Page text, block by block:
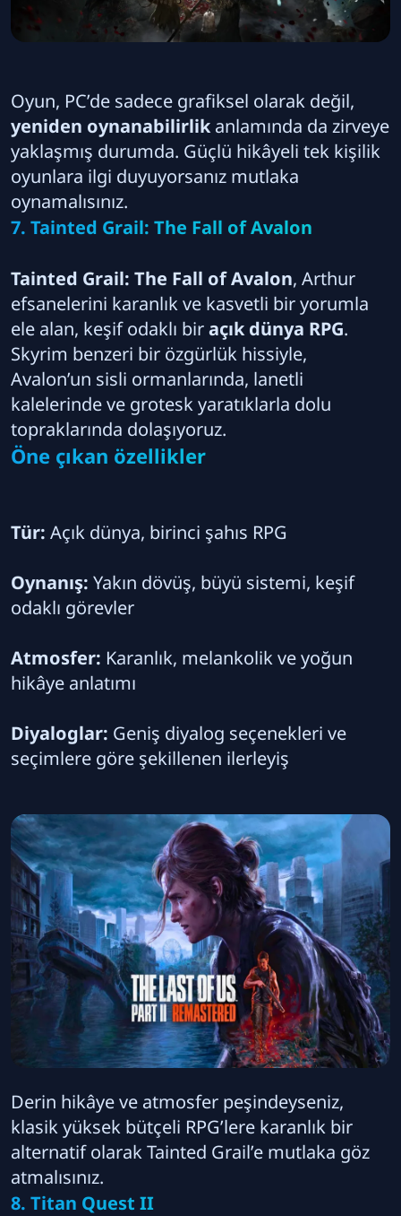
Oyun, PC’de sadece grafiksel olarak değil,
yeniden oynanabilirlik anlamında da zirveye
yaklaşmış durumda. Güçlü hikâyeli tek kişilik
oyunlara ilgi duyuyorsanız mutlaka
oynamalısınız.
7. Tainted Grail: The Fall of Avalon
Tainted Grail: The Fall of Avalon, Arthur
efsanelerini karanlık ve kasvetli bir yorumla
ele alan, keşif odaklı biraçık dünya RPG.
Skyrim benzeri bir özgürlük hissiyle,
Avalon’un sisli ormanlarında, lanetli
kalelerinde ve grotesk yaratıklarla dolu
topraklarında dolaşıyoruz.
Öne çıkan özellikler
Tür: Açık dünya, birinci şahıs RPG
Oynanış: Yakın dövüş, büyü sistemi, keşif
odaklı görevler
Atmosfer: Karanlık, melankolik ve yoğun
hikâye anlatımı
Diyaloglar: Geniş diyalog seçenekleri ve
seçimlere göre şekillenen ilerleyiş
Derin hikâye ve atmosfer peşindeyseniz,
klasik yüksek bütçeli RPG’lere karanlık bir
alternatif olarak Tainted Grail’e mutlaka göz
atmalısınız.
8. Titan Quest II